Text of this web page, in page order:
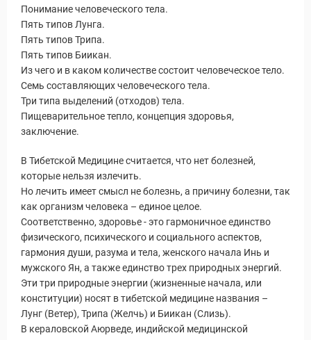
Новости и Отчеты
Понимание человеческого тела.
Пять типов Лунга.
Пять типов Трипа.
Пять типов Биикан.
Из чего и в каком количестве состоит человеческое тело.
Семь составляющих человеческого тела.
Три типа выделений (отходов) тела.
Пищеварительное тепло, концепция здоровья,
заключение.
В Тибетской Медицине считается, что нет болезней,
которые нельзя излечить.
Но лечить имеет смысл не болезнь, а причину болезни, так
как организм человека – единое целое.
Соответственно, здоровье - это гармоничное единство
физического, психического и социального аспектов,
гармония души, разума и тела, женского начала Инь и
мужского Ян, а также единство трех природных энергий.
Эти три природные энергии (жизненные начала, или
конституции) носят в тибетской медицине названия –
Лунг (Ветер), Трипа (Желчь) и Биикан (Слизь).
В кераловской Аюрведе, индийской медицинской